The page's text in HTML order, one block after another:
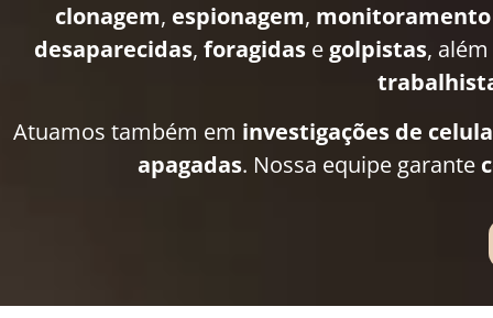
clonagem, espionagem, monitoramento
desaparecidas, foragidas e golpistas,
Atuamos também em investigações de
apagadas. Nossa equipe garante